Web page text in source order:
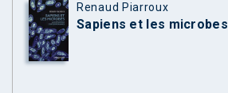
Renaud Piarroux
Sapiens et les microbes